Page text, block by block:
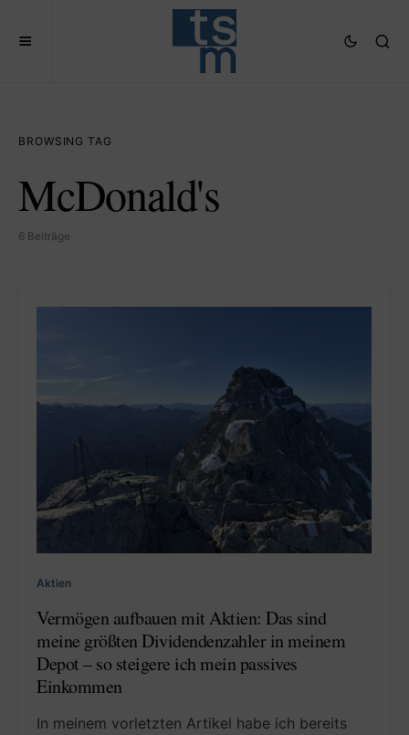
BROWSING TAG
McDonald's
6 Beiträge
Aktien
Vermögen aufbauen mit Aktien: Das sind
meine größten Dividendenzahler in meinem
Depot – so steigere ich mein passives
Einkommen
In meinem vorletzten Artikel habe ich bereits